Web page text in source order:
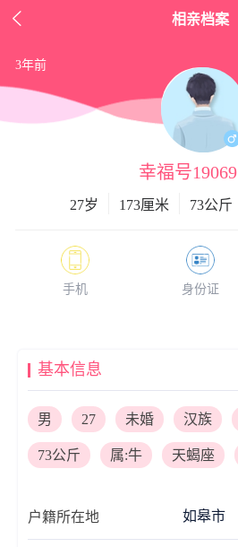
 相亲档案
3年前
幸福号19069
27岁 173厘米 73公斤
手机 身份证
基本信息
男 27 未婚 汉族
73公斤 属:牛 天蝎座
户籍所在地 如皋市